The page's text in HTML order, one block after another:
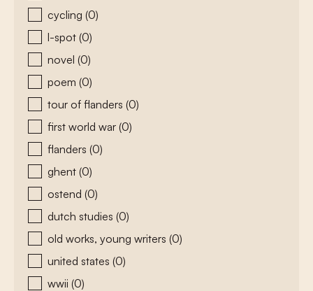
cycling (0)
l-spot (0)
novel (0)
poem (0)
tour of flanders (0)
first world war (0)
flanders (0)
ghent (0)
ostend (0)
dutch studies (0)
old works, young writers (0)
united states (0)
wwii (0)